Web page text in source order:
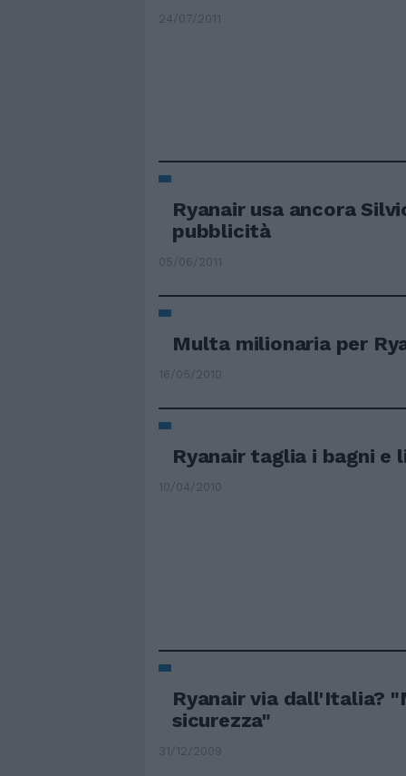
24/07/2011
Ryanair usa ancora
pubblicità
05/06/2011
Multa milionaria per
16/05/2010
Ryanair taglia i bagni e
10/04/2010
Ryanair via dall'Italia?
sicurezza"
31/12/2009